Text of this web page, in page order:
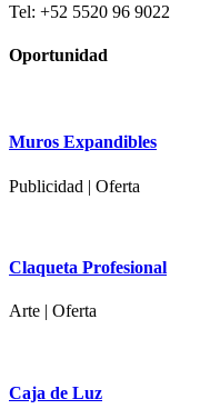
Tel: +52 5520 96 9022
Oportunidad
Muros Expandibles
Publicidad | Oferta
Claqueta Profesional
Arte | Oferta
Caja de Luz